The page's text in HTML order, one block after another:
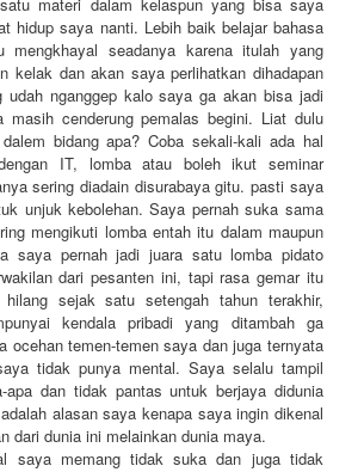
hidup saya nanti. Lebih baik belajar bahasa
mengkhayal seadanya karena itulah yang
kelak dan akan saya perlihatkan dihadapan
udah nganggep kalo saya ga akan bisa jadi
masih cenderung pemalas begini. Liat dulu
bidang apa? Coba sekali-kali ada hal
IT, lomba atau boleh ikut seminar
sering diadain disurabaya gitu. pasti saya
unjuk kebolehan. Saya pernah suka sama
mengikuti lomba entah itu dalam maupun
saya pernah jadi juara satu lomba pidato
dari pesanten ini, tapi rasa gemar itu
sejak satu setengah tahun terakhir,
kendala pribadi yang ditambah ga
ocehan temen-temen saya dan juga ternyata
tidak punya mental. Saya selalu tampil
apa dan tidak pantas untuk berjaya didunia
alasan saya kenapa saya ingin dikenal
dari dunia ini melainkan dunia maya.
saya memang tidak suka dan juga tidak